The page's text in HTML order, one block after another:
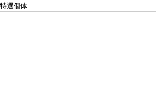
特選個体